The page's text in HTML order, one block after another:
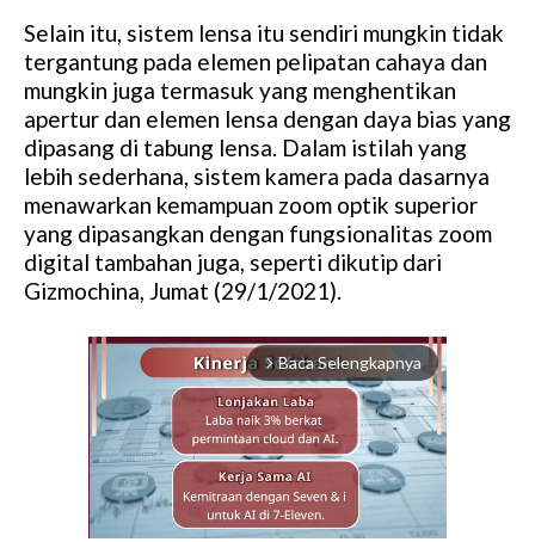
Selain itu, sistem lensa itu sendiri mungkin tidak
tergantung pada elemen pelipatan cahaya dan
mungkin juga termasuk yang menghentikan
apertur dan elemen lensa dengan daya bias yang
dipasang di tabung lensa. Dalam istilah yang
lebih sederhana, sistem kamera pada dasarnya
menawarkan kemampuan zoom optik superior
yang dipasangkan dengan fungsionalitas zoom
digital tambahan juga, seperti dikutip dari
Gizmochina, Jumat (29/1/2021).
arrow_forward_ios Baca Selengkapnya